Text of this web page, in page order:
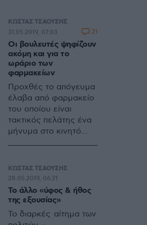
συνέπειες που θα
προκύψουν από την
εφαρμογή στη πράξη
του συστήματος της
απλής αναλογικής
αλλά σε κάθε
περίπτωση δεν
αντιπροσωπεύει την
πραγματική μεγάλη
εικόνα.
ΚΩΣΤΑΣ ΤΣΑΟΥΣΗΣ
Οι βουλευτές ψηφίζουν
ακόμη και για το
ωράριο των
φαρμακείων
Προχθές το απόγευμα
έλαβα από φαρμακείο
του οποίου είναι
τακτικός πελάτης ένα
μήνυμα στο κινητό
φαρμακείου με
ενημέρωνε για το νέο
ωράριο λειτουργίας –
από τις 8 το πρωί έως
τις 9 το βράδυ τις
καθημερινές και μέχρι
31.05.2019, 07:03 21
ΚΩΣΤΑΣ ΤΣΑΟΥΣΗΣ
Το άλλο «ύφος & ήθος
της εξουσίας»
Το διαρκές αίτημα των
28.05.2019, 06:21